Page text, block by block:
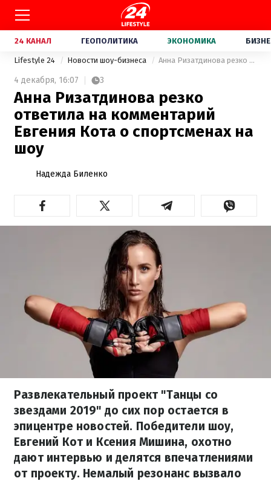
24 КАНАЛ ГЕОПОЛИТИКА ЭКОНОМИКА
Lifestyle 24 Новости шоу-бизнеса Анна Ризатдинова резко ответила на комментарий Евгения Кота о спортсменах на шоу
4 декабря, 16:07 3
Анна Ризатдинова резко
ответила на комментарий
Евгения Кота о спортсменах на
шоу
Надежда Биленко
Развлекательный проект "Танцы со
звездами 2019" до сих пор остается в
эпицентре новостей. Победители шоу,
Евгений Кот и Ксения Мишина, охотно
дают интервью и делятся впечатлениями
от проекту. Немалый резонанс вызвало